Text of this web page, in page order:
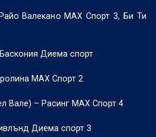
Валекано МАХ Спорт 3, Би Ти
Диема спорт
МАХ Спорт 2
Вале) – Расинг МАХ Спорт 4
Диема спорт 3